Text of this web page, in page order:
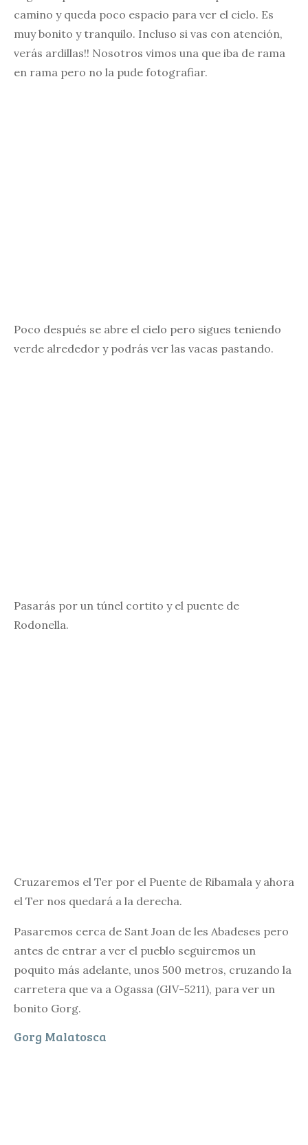
camino y queda poco espacio para ver el cielo. Es
muy bonito y tranquilo. Incluso si vas con atención,
verás ardillas!! Nosotros vimos una que iba de rama
en rama pero no la pude fotografiar.
Poco después se abre el cielo pero sigues teniendo
verde alrededor y podrás ver las vacas pastando.
Pasarás por un túnel cortito y el puente de
Rodonella.
Cruzaremos el Ter por el Puente de Ribamala y ahora
el Ter nos quedará a la derecha.
Pasaremos cerca de Sant Joan de les Abadeses pero
antes de entrar a ver el pueblo seguiremos un
poquito más adelante, unos 500 metros, cruzando la
carretera que va a Ogassa (GIV-5211), para ver un
bonito Gorg.
Gorg Malatosca